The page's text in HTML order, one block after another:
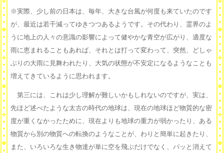
※実際、少し前の日本は、毎年、大きな台風が何度も来ていたのです
が、最近は若干減ってゆきつつあるようです。その代わり、霊界のよ
うに地上の人々の意識の影響によって健やかな青空が広がり、適度な
雨に恵まれることもあれば、それとは打って変わって、突然、どしゃ
ぶりの大雨に見舞われたり、大気の状態が不安定になるようなことも
増えてきているように思われます。
第三には、これは少し理解が難しいかもしれないのですが、実は、
先ほど述べたような太古の時代の地球は、現在の地球ほど物質的な密
度が重くなかったために、現在よりも地球の重力が弱かったり、ある
物質から別の物質への転換のようなことが、わりと簡単に起きたり、
また、いろいろな生き物達が単に空を飛ぶだけでなく、パッと消えて